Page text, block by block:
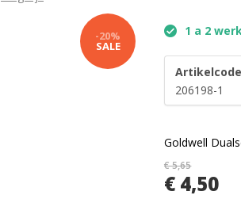
-20%
SALE
1 a 2
206198-1
Goldwell
€ 5,65
€ 4,50